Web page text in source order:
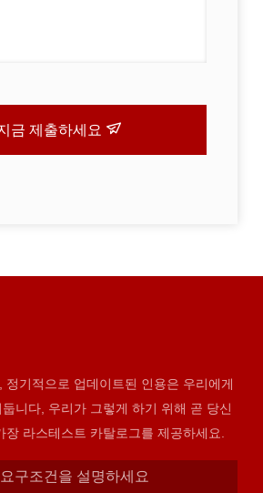
금 제출하세요
정기적으로 업데이트된 인용은 우리에게
니다, 우리가 그렇게 하기 위해 곧 당신
연락할 것입니다 가장 라스테스트 카탈로그를 제공하세요.